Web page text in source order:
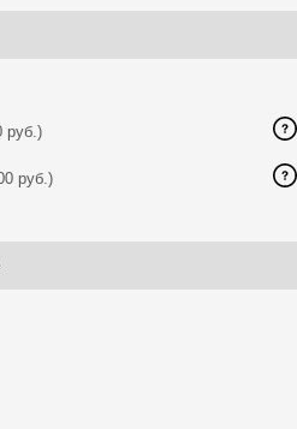
руб.)
руб.)